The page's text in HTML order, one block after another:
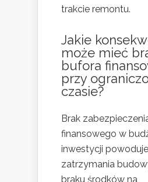
trakcie remontu.
Jakie
może mieć
bufora
przy
czasie?
Brak
finansowego w
inwestycji
zatrzymania
braku środków na